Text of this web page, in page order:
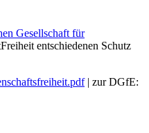
Gesellschaft für
entschiedenen Schutz
| zur DGfE: